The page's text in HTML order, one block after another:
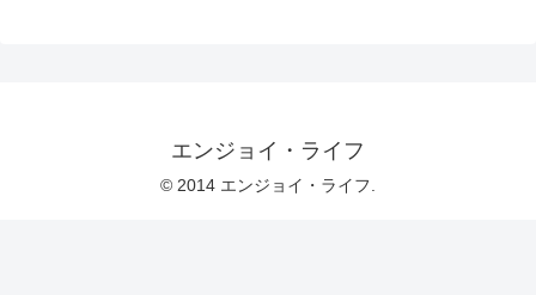
エンジョイ・ライフ
© 2014 エンジョイ・ライフ.